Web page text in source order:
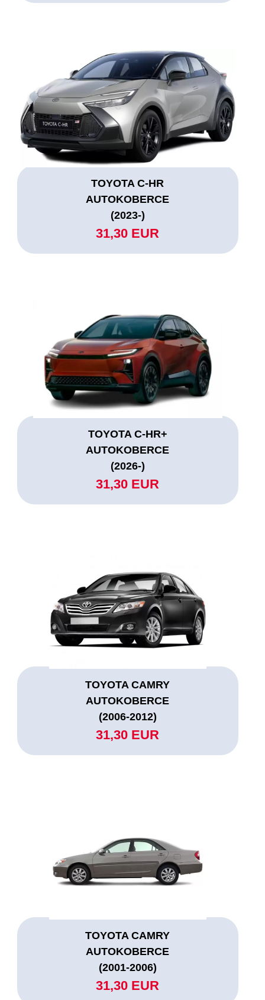
TOYOTA C-HR
AUTOKOBERCE
(2023-)
31,30 EUR
TOYOTA C-HR+
AUTOKOBERCE
(2026-)
31,30 EUR
TOYOTA CAMRY
AUTOKOBERCE
(2006-2012)
31,30 EUR
TOYOTA CAMRY
AUTOKOBERCE
(2001-2006)
31,30 EUR